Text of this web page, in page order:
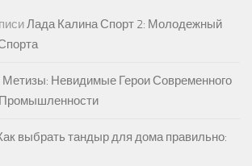
Лада Калина Спорт 2: Молодежный
Метизы: Невидимые Герои Современного
выбрать тандыр для дома правильно: